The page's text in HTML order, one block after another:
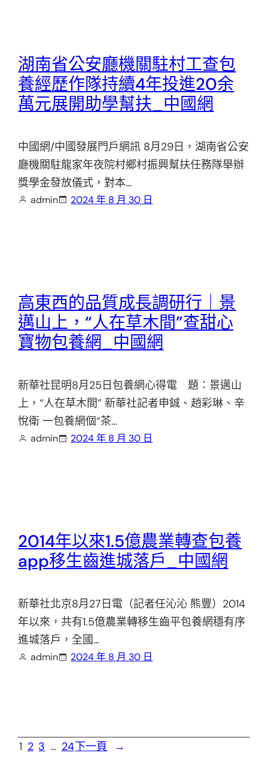
湖南省公安廳機關駐村工查包
養經歷作隊持續4年投進20余
萬元展開助學幫扶_中國網
中國網/中國發展門戶網訊 8月29日，湖南省公安
廳機關駐龍家年夜院村鄉村振興幫扶任務隊舉辦
獎學金發放儀式，對本…
admin 2024 年 8 月 30 日
高東西的品質成長調研行｜景
邁山上，“人在草木間”查甜心
寶物包養網_中國網
新華社昆明8月25日包養網心得電 題：景邁山
上，“人在草木間” 新華社記者申鋮、趙彩琳、辛
悅衛 一包養網個“茶…
admin 2024 年 8 月 30 日
2014年以來1.5億農業轉查包養
app移生齒進城落戶_中國網
新華社北京8月27日電（記者任沁沁 熊豐）2014
年以來，共有1.5億農業轉移生齒平包養網穩有序
進城落戶，全國…
admin 2024 年 8 月 30 日
1 2 3 … 24下一頁 →